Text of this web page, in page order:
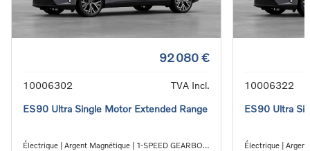
92 080 €
10006302
TVA Incl.
ES90 Ultra Single Motor Extended Range
Électrique | Argent Magnétique | 1-SPEED GEARBOX
10006322
ES90 Ultra
Électrique |